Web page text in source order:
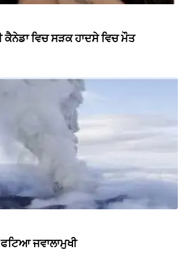
ਕੈਨੇਡਾ ਵਿਚ ਸੜਕ ਹਾਦਸੇ ਵਿਚ ਮੌਤ
ਜਵਾਲਾਮੁਖੀ